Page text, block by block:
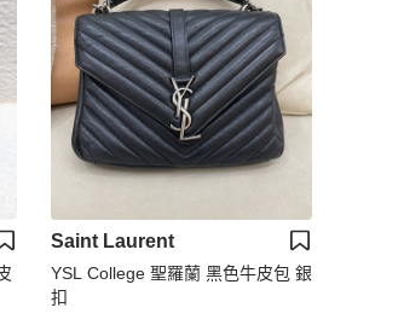
Saint Laurent
YSL College 聖羅蘭 黑色牛皮包 銀
扣